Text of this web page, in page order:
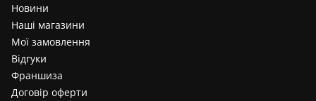
Новини
Наші магазини
Мої замовлення
Відгуки
Франшиза
Договір оферти